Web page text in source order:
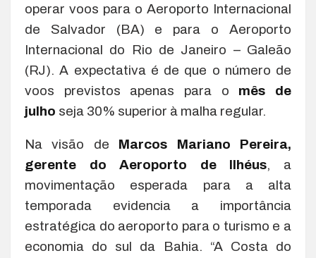
operar voos para o Aeroporto Internacional
de Salvador (BA) e para o Aeroporto
Internacional do Rio de Janeiro – Galeão
(RJ). A expectativa é de que o número de
voos previstos apenas para o mês de
julho seja 30% superior à malha regular.
Na visão de Marcos Mariano Pereira,
gerente do Aeroporto de Ilhéus, a
movimentação esperada para a alta
temporada evidencia a importância
estratégica do aeroporto para o turismo e a
economia do sul da Bahia. “A Costa do